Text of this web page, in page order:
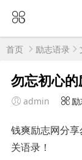
首页 励志语录
勿忘初心
admin
钱爽励志网分
关语录！